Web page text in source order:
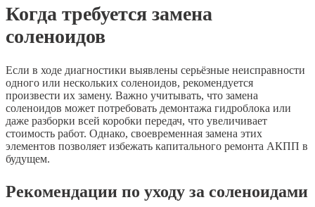
Когда требуется замена
соленоидов
Если в ходе диагностики выявлены серьёзные неисправности
одного или нескольких соленоидов, рекомендуется
произвести их замену. Важно учитывать, что замена
соленоидов может потребовать демонтажа гидроблока или
даже разборки всей коробки передач, что увеличивает
стоимость работ. Однако, своевременная замена этих
элементов позволяет избежать капитального ремонта АКПП в
будущем.
Рекомендации по уходу за соленоидами